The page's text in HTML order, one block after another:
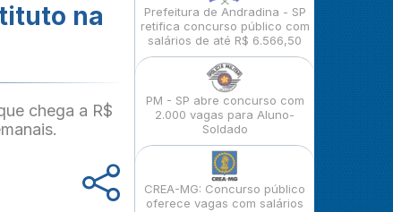
na
chega a R$
Prefeitura de Andradina - SP
retifica concurso público com
salários de até R$ 6.566,50
PM - SP abre concurso com
2.000 vagas para Aluno-
Soldado
CREA-MG: Concurso público
oferece vagas com salários